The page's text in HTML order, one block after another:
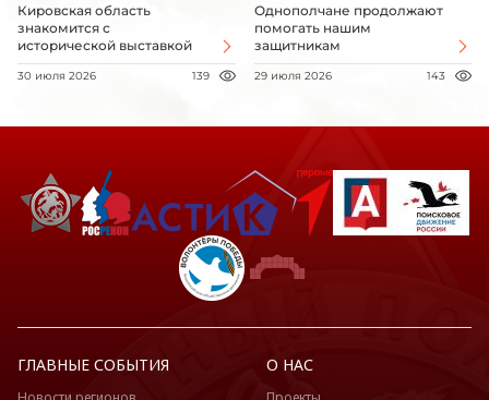
Кировская область
знакомится с
исторической выставкой
30 июля 2026 139
Однополчане продолжают
помогать нашим
защитникам
29 июля 2026 143
ГЛАВНЫЕ СОБЫТИЯ О НАС